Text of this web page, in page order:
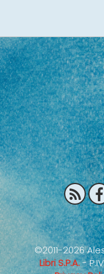
©2011-2026
Libri S.P.A.-